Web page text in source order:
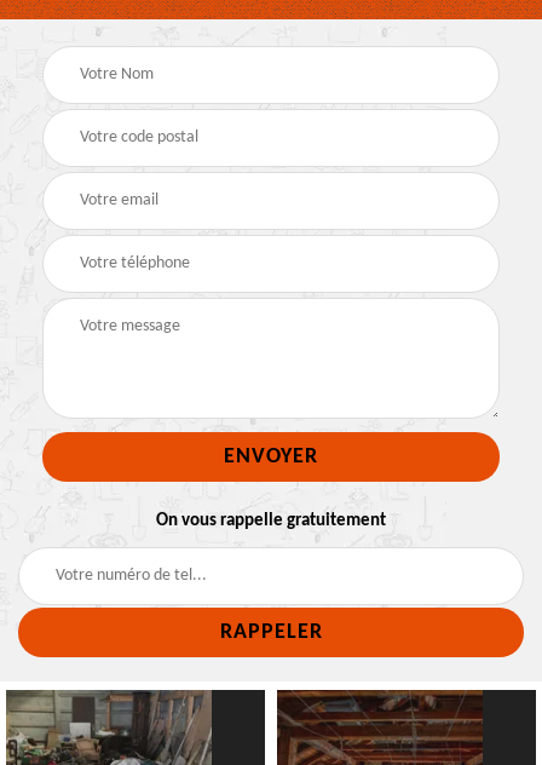
On vous rappelle gratuitement